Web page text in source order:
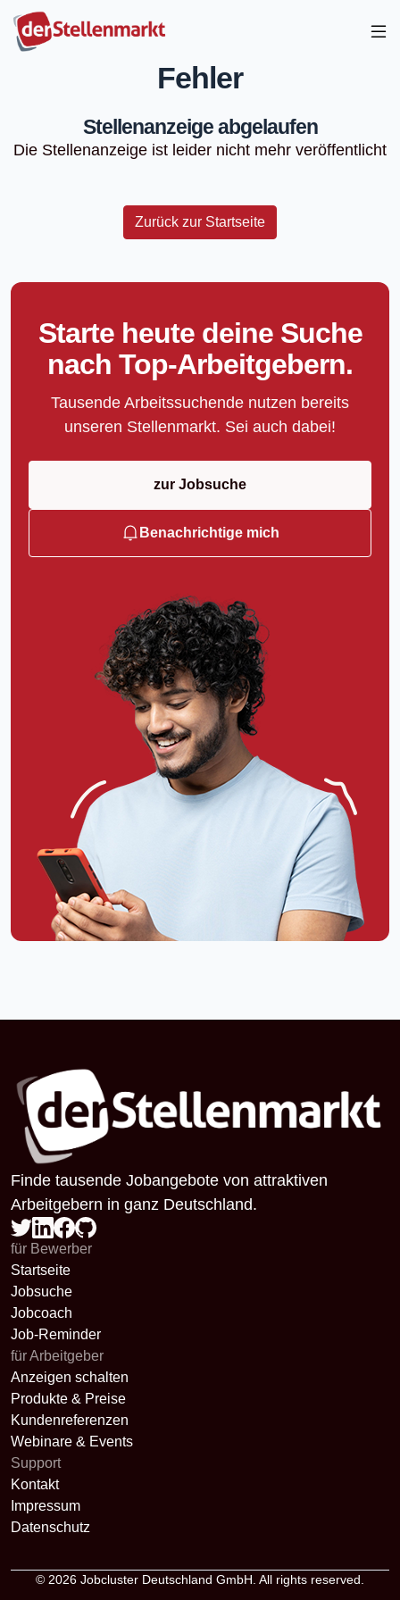
Fehler
Stellenanzeige abgelaufen
Die Stellenanzeige ist leider nicht mehr veröffentlicht
Zurück zur Startseite
Starte heute deine Suche
nach Top-Arbeitgebern.
Tausende Arbeitssuchende nutzen bereits
unseren Stellenmarkt. Sei auch dabei!
zur Jobsuche
Benachrichtige mich
Finde tausende Jobangebote von attraktiven
Arbeitgebern in ganz Deutschland.
für Bewerber
Startseite
Jobsuche
Jobcoach
Job-Reminder
für Arbeitgeber
Anzeigen schalten
Produkte & Preise
Kundenreferenzen
Webinare & Events
Support
Kontakt
Impressum
Datenschutz
© 2026 Jobcluster Deutschland GmbH. All rights reserved.